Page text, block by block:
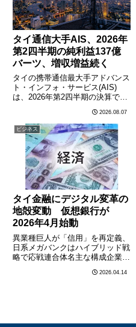
タイ通信大手AIS、2026年
第2四半期の純利益137億
バーツ、増収増益続く
タイの携帯通信最大手アドバンス
ト・インフォ・サービス(AIS)
は、2026年第2四半期の決算で売
益が137億1600万バーツに達した
と発表した。タイの通信業界を代
表する企業の一つとして、堅調な
業績が改めて示………
2026.08.07
ビジネス
タイ金融にデジタル変革の
地殻変動 仮想銀行が
2026年4月始動
異業種巨人が「信用」を再定義、
日系メガバンクはハイブリッド戦
略で応戦連合体名主な構成企業強
AIS、クルンタイ銀行4,500万人
2026.04.14